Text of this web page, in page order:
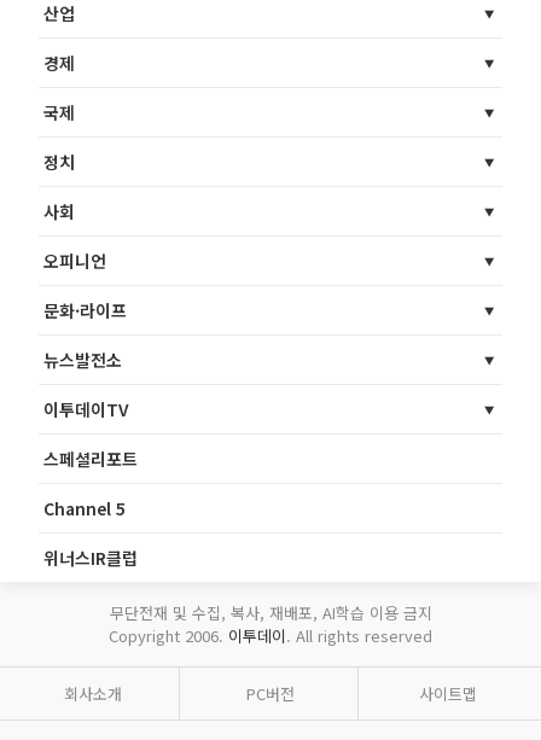
산업
경제
국제
정치
사회
오피니언
문화·라이프
뉴스발전소
이투데이TV
스페셜리포트
Channel 5
위너스IR클럽
무단전재 및 수집, 복사, 재배포, AI학습 이용 금지
Copyright 2006. 이투데이. All rights reserved
회사소개 PC버전 사이트맵